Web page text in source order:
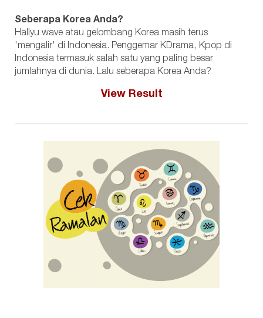
Seberapa Korea Anda?
Hallyu wave atau gelombang Korea masih terus
'mengalir' di Indonesia. Penggemar KDrama, Kpop di
Indonesia termasuk salah satu yang paling besar
jumlahnya di dunia. Lalu seberapa Korea Anda?
View Result